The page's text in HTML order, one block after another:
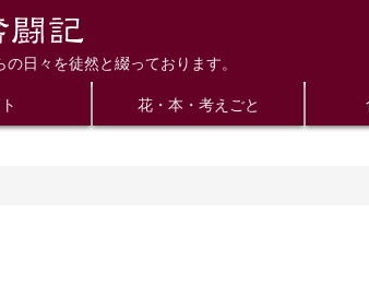
日々を徒然と綴っております。
花・本・考えごと